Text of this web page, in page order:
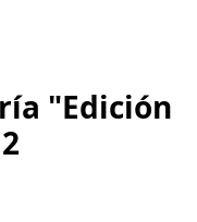
"Edición